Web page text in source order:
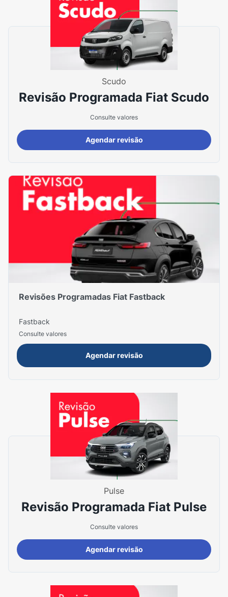
Scudo
Revisão Programada Fiat Scudo
Consulte valores
Agendar revisão
Revisões Programadas Fiat Fastback
Fastback
Consulte valores
Agendar revisão
Pulse
Revisão Programada Fiat Pulse
Consulte valores
Agendar revisão